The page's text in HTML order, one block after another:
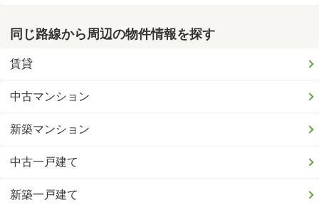
同じ路線から周辺の物件情報を探す
賃貸
中古マンション
新築マンション
中古一戸建て
新築一戸建て